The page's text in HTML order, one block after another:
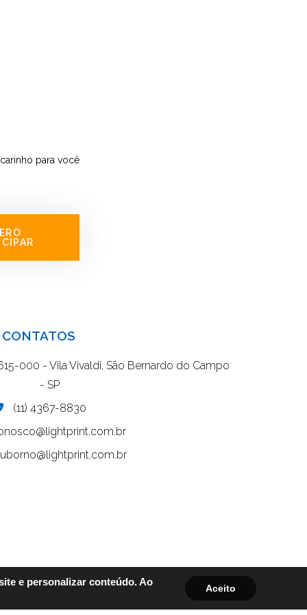
para você
CONTATOS
000 - Vila Vivaldi, São Bernardo do Campo
- SP
(11) 4367-8830
e personalizar conteúdo. Ao
Aceito